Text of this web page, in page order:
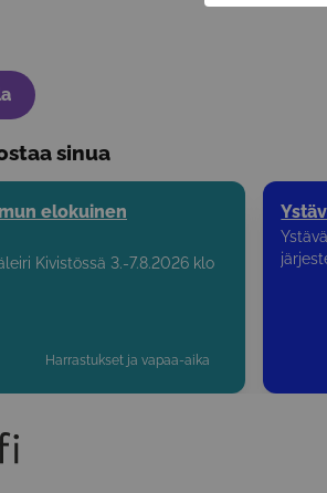
sinua
elokuinen
Kivistössä 3.-7.8.2026 klo
Harrastukset ja vapaa-aika